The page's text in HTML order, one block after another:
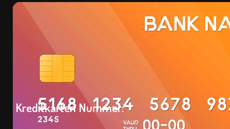
Kreditkarten Nummer: